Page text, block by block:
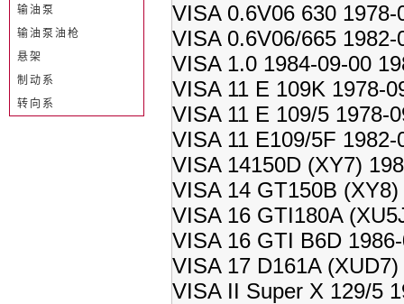
VISA 0.6V06 630
VISA 0.6V06/665
VISA 1.0 1984-09-00
VISA 11 E 109K 1978-
VISA 11 E 109/5 1978-
VISA 11 E109/5F
VISA 14150D (XY7)
VISA 14 GT150B
VISA 16 GTI180A
VISA 16 GTI B6D
VISA 17 D161A
VISA II Super X 129/5
输油泵
输油泵油枪
悬架
制动系
转向系